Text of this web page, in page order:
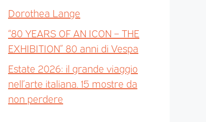
Dorothea Lange
“80 YEARS OF AN ICON – THE
EXHIBITION” 80 anni di Vespa
Estate 2026: il grande viaggio
nell’arte italiana. 15 mostre da
non perdere